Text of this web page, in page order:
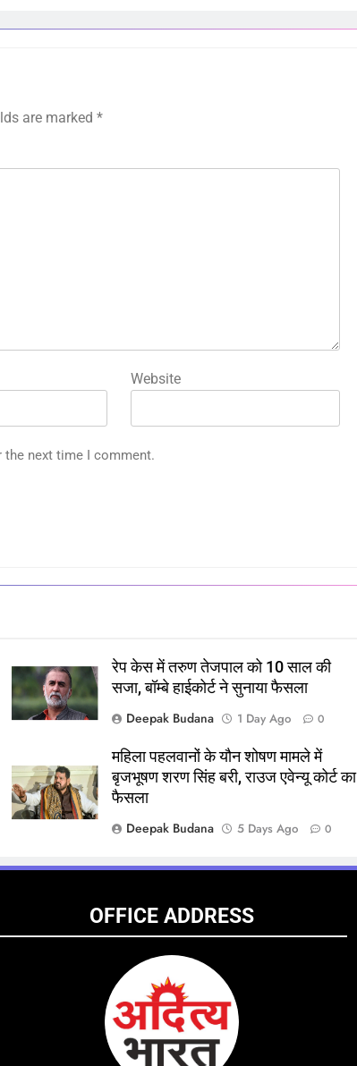
are marked *
Website
the next time I comment.
रेप केस में तरुण तेजपाल को 10 साल की
सजा, बॉम्बे हाईकोर्ट ने सुनाया फैसला
Deepak Budana
1 Day Ago 0
महिला पहलवानों के यौन शोषण मामले में
बृजभूषण शरण सिंह बरी, राउज एवेन्यू कोर्ट का
फैसला
Deepak Budana
5 Days Ago 0
OFFICE ADDRESS